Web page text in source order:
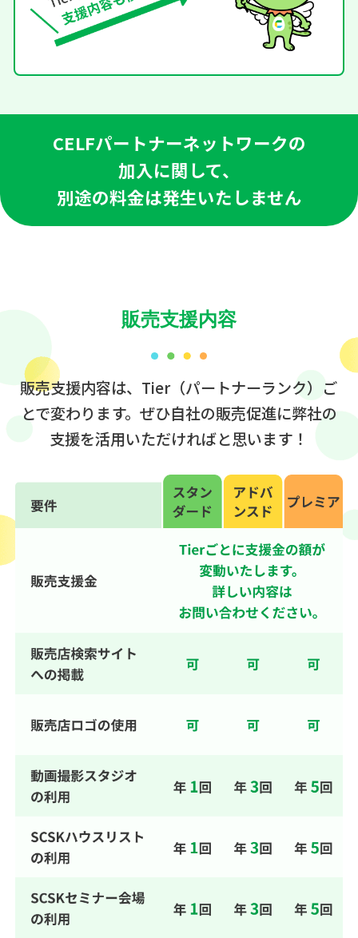
CELFパートナーネットワークの
加入に関して、
別途の料金は発生いたしません
販売支援内容
販売支援内容は、Tier（パートナーランク）ご
とで変わります。 ぜひ自社の販売促進に弊社の
支援を活用いただければと思います！